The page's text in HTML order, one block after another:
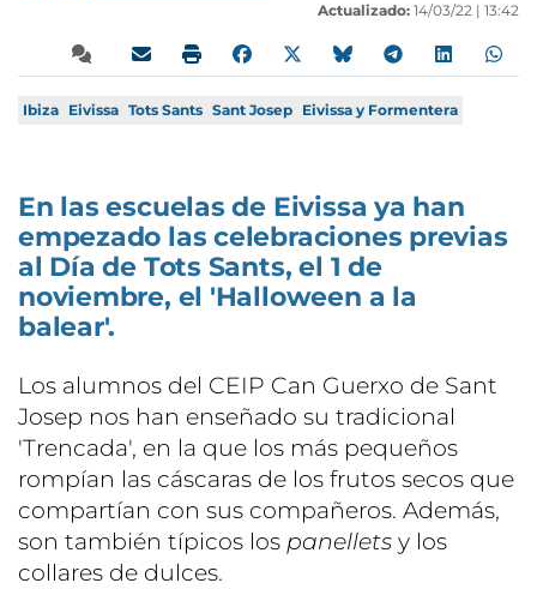
Actualizado: 14/03/22 | 13:42
Ibiza Eivissa Tots Sants Sant Josep Eivissa y Formentera
En las escuelas de Eivissa ya han
empezado las celebraciones previas
al Día de Tots Sants, el 1 de
noviembre, el 'Halloween a la
balear'.
Los alumnos del CEIP Can Guerxo de Sant
Josep nos han enseñado su tradicional
'Trencada', en la que los más pequeños
rompían las cáscaras de los frutos secos que
compartían con sus compañeros. Además,
son también típicos los panellets y los
collares de dulces.